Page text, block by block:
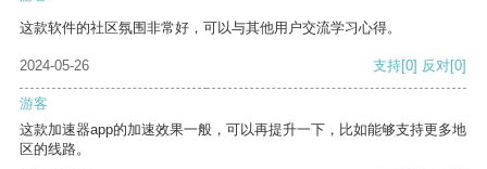
这款软件的社区氛围非常好，可以与其他用户交流学习心得。
2024-05-26 支持[0] 反对[0]
游客
这款加速器app的加速效果一般，可以再提升一下，比如能够支持更多地
区的线路。